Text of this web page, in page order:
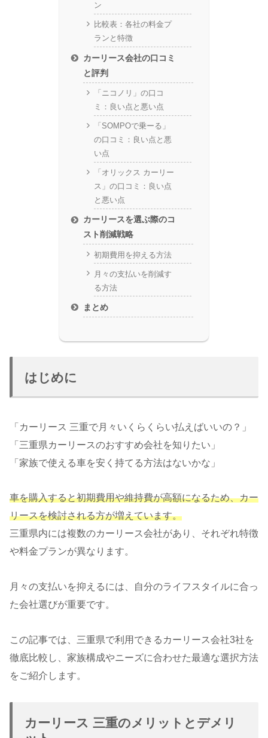
ン
比較表：各社の料金プ
ランと特徴
カーリース会社の口コミ
と評判
「ニコノリ」の口コ
ミ：良い点と悪い点
「SOMPOで乗ーる」
の口コミ：良い点と悪
い点
「オリックス カーリー
ス」の口コミ：良い点
と悪い点
カーリースを選ぶ際のコ
スト削減戦略
初期費用を抑える方法
月々の支払いを削減す
る方法
まとめ
はじめに
「カーリース 三重で月々いくらくらい払えばいいの？」
「三重県カーリースのおすすめ会社を知りたい」
「家族で使える車を安く持てる方法はないかな」
車を購入すると初期費用や維持費が高額になるため、カー
リースを検討される方が増えています。
三重県内には複数のカーリース会社があり、それぞれ特徴
や料金プランが異なります。
月々の支払いを抑えるには、自分のライフスタイルに合っ
た会社選びが重要です。
この記事では、三重県で利用できるカーリース会社3社を
徹底比較し、家族構成やニーズに合わせた最適な選択方法
をご紹介します。
カーリース 三重のメリットとデメリ